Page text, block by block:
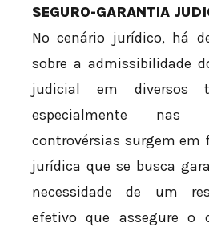
SEGURO-GARANTIA
No cenário jurídico, há
sobre a admissibilidade
judicial em diversos
especialmente nas
controvérsias surgem em
jurídica que se busca
necessidade de um
efetivo que assegure o